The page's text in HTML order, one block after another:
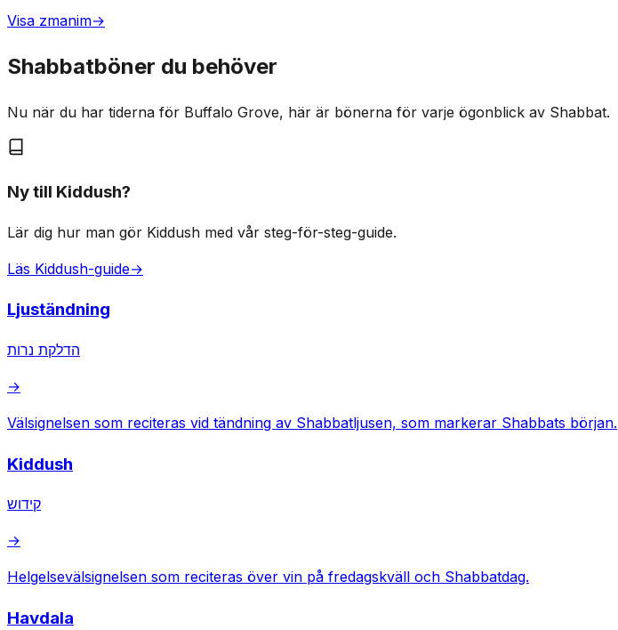
Visa zmanim→
Shabbatböner du behöver
Nu när du har tiderna för Buffalo Grove, här är bönerna för varje ögonblick av Shabbat.
Ny till Kiddush?
Lär dig hur man gör Kiddush med vår steg-för-steg-guide.
Läs Kiddush-guide→
Ljuständning
הדלקת נרות
→
Välsignelsen som reciteras vid tändning av Shabbatljusen, som markerar Shabbats början.
Kiddush
קידוש
→
Helgelsevälsignelsen som reciteras över vin på fredagskväll och Shabbatdag.
Havdala